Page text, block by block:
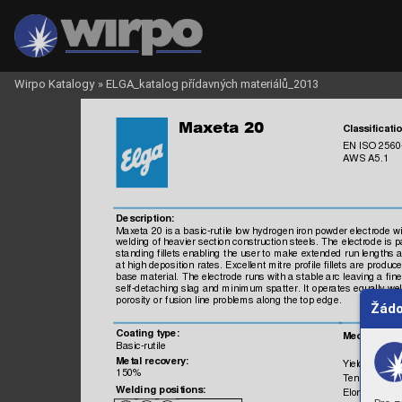
 Classificatio
EN ISO
AWS A5.1
Description:
Maxeta 20 is a basic-ruti le low hydrogen iron powder electrode
welding of heavier section construction steels. The electrode is
standing fillets enabling the user to make extended run lengths
at high deposition rates. Excellent mitre profile fillets are
base m aterial. The electrode runs with a stable arc leaving a fi
self-detac hing s lag and m inim um spatter. It operates equally
porosity or fusion line problem s along the top edge
Coating type:
Basic-rutile
Metal recovery:
150%
Welding positions:
Mechani
Yield s
Tensile
Elongation,
Wirpo Katalogy » ELGA_katalog přídavných materiálů_2013